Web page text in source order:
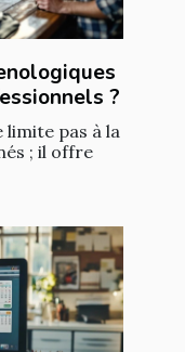
?
pas à la
; il offre